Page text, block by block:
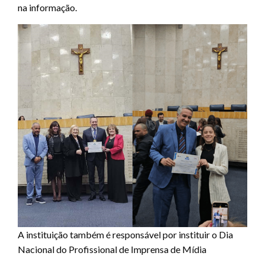
na informação.
A instituição também é responsável por instituir o Dia
Nacional do Profissional de Imprensa de Mídia